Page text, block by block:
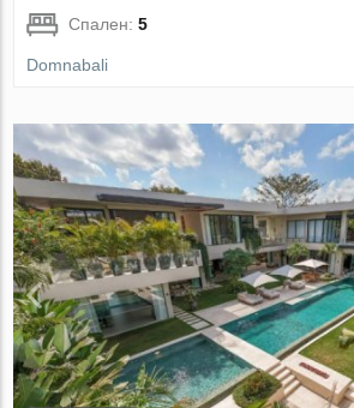
Спален:5
Domnabali